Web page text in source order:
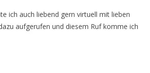
ich auch liebend gern virtuell mit lieben
aufgerufen und diesem Ruf komme ich